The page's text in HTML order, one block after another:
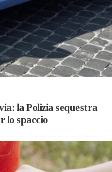
la Polizia sequestra
lo spaccio